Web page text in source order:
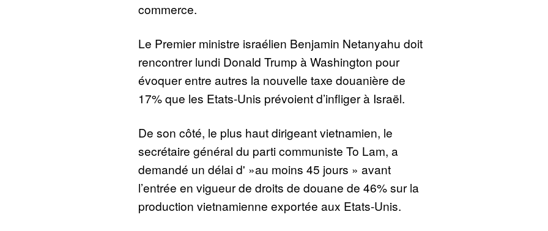
commerce.
Le Premier ministre israélien Benjamin Netanyahu doit
rencontrer lundi Donald Trump à Washington pour
évoquer entre autres la nouvelle taxe douanière de
17% que les Etats-Unis prévoient d’infliger à Israël.
De son côté, le plus haut dirigeant vietnamien, le
secrétaire général du parti communiste To Lam, a
demandé un délai d' »au moins 45 jours » avant
l’entrée en vigueur de droits de douane de 46% sur la
production vietnamienne exportée aux Etats-Unis.